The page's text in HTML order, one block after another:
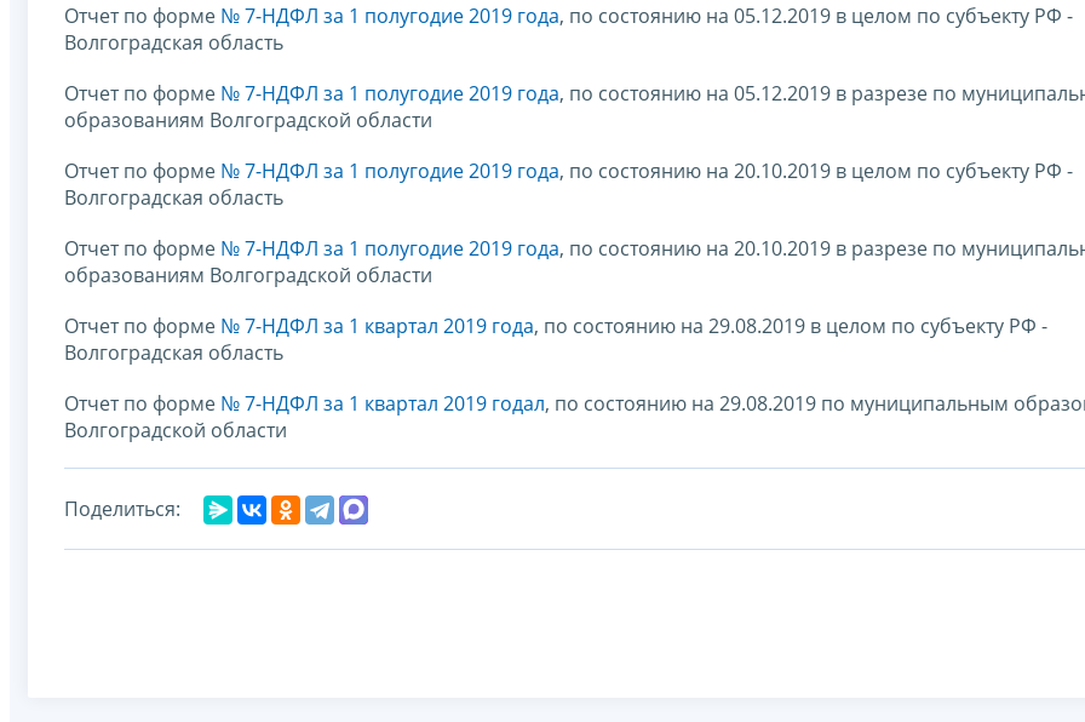
Отчет по форме № 7-НДФЛ за 1 полугодие 2019 года, по состоянию на 05.12.2019 в целом по субъекту РФ -
Волгоградская область
Отчет по форме № 7-НДФЛ за 1 полугодие 2019 года, по состоянию на 05.12.2019 в разрезе по
образованиям Волгоградской области
Отчет по форме № 7-НДФЛ за 1 полугодие 2019 года, по состоянию на 20.10.2019 в целом по субъекту РФ -
Волгоградская область
Отчет по форме № 7-НДФЛ за 1 полугодие 2019 года, по состоянию на 20.10.2019 в разрезе по
образованиям Волгоградской области
Отчет по форме № 7-НДФЛ за 1 квартал 2019 года, по состоянию на 29.08.2019 в целом по субъекту РФ -
Волгоградская область
Отчет по форме № 7-НДФЛ за 1 квартал 2019 годал, по состоянию на 29.08.2019 по муниципальным
Волгоградской области
Поделиться: